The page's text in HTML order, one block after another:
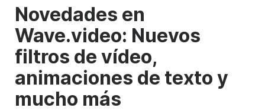
Novedades en
Wave.video: Nuevos
filtros de vídeo,
animaciones de texto y
mucho más